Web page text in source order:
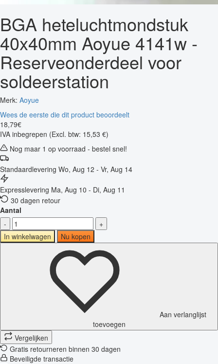
BGA heteluchtmondstuk
40x40mm Aoyue 4141w -
Reserveonderdeel voor
soldeerstation
Merk: Aoyue
Wees de eerste die dit product beoordeelt
18,79€
IVA inbegrepen (Excl. btw: 15,53 €)
Nog maar 1 op voorraad - bestel snel!
Standaardlevering Wo, Aug 12 - Vr, Aug 14
Expresslevering Ma, Aug 10 - Di, Aug 11
30 dagen retour
Aantal
-
+
In winkelwagen
Nu kopen
Aan verlanglijst
toevoegen
Vergelijken
Gratis retourneren binnen 30 dagen
Beveiligde transactie